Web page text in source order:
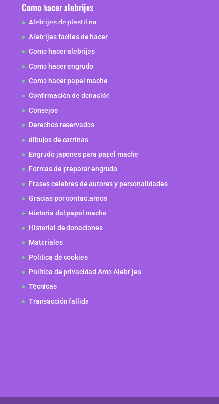
Como hacer alebrijes
Alebrijes de plastilina
Alebrijes faciles de hacer
Como hacer alebrijes
Como hacer engrudo
Como hacer papel mache
Confirmación de donación
Consejos
Derechos reservados
dibujos de catrinas
Engrudo japones para papel mache
Formas de preparar engrudo
Frases celebres de autores y personalidades
Gracias por contactarnos
Historia del papel mache
Historial de donaciones
Materiales
Politica de cookies
Política de privacidad Amo Alebrijes
Técnicas
Transacción fallida